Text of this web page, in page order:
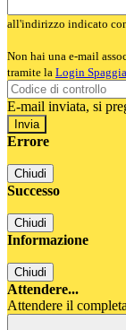
all'indirizzo indicato
Non hai una e-mail
tramite la Login
E-mail inviata, si
Errore
Chiudi
Successo
Chiudi
Informazione
Chiudi
Attendere...
Attendere il